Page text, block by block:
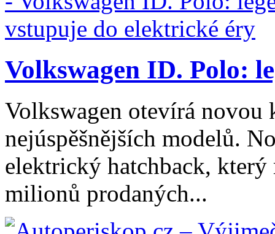
Volkswagen ID. Polo:
Volkswagen otevírá novou
nejúspěšnějších modelů.
elektrický hatchback, který
milionů prodaných...